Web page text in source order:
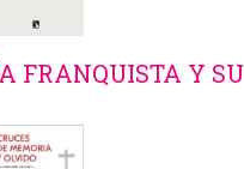
FRANQUISTA Y SU